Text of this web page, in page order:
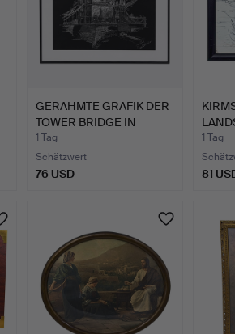
GERAHMTE GRAFIK DER
TOWER BRIDGE IN
LONDON…
1 Tag
Schätzwert
76 USD
NG IN
1 Tag
81